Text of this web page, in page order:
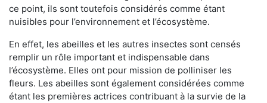
ce point, ils sont toutefois considérés comme étant
nuisibles pour l’environnement et l’écosystème.
En effet, les abeilles et les autres insectes sont censés
remplir un rôle important et indispensable dans
l’écosystème. Elles ont pour mission de polliniser les
fleurs. Les abeilles sont également considérées comme
étant les premières actrices contribuant à la survie de la